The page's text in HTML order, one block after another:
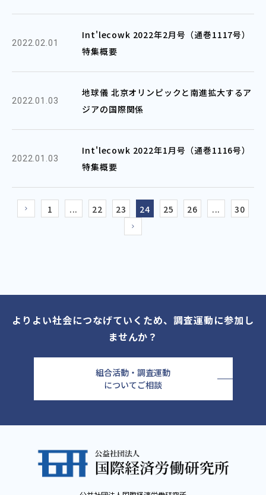
2022.02.01
Int'lecowk 2022年2月号（通巻1117号）
特集概要
2022.01.03
地球儀 北京オリンピックと南進拡大するア
ジアの国際関係
2022.01.03
Int'lecowk 2022年1月号（通巻1116号）
特集概要
1 ... 22 23 24 25 26 ... 30
よりよい社会につなげていくため、調査運動に参加し
ませんか？
組合活動・調査運動
についてご相談